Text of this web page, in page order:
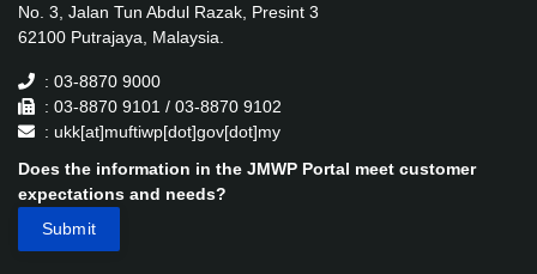
No. 3, Jalan Tun Abdul Razak, Presint 3
62100 Putrajaya, Malaysia.
: 03-8870 9000
: 03-8870 9101 / 03-8870 9102
: ukk[at]muftiwp[dot]gov[dot]my
Does the information in the JMWP Portal meet customer
expectations and needs?